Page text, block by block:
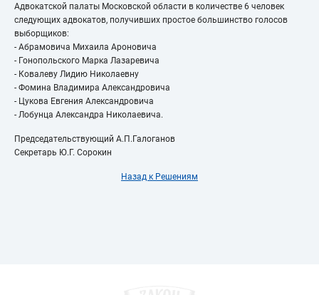
Адвокатской палаты Московской области в количестве 6 человек
следующих адвокатов, получивших простое большинство голосов
выборщиков:
- Абрамовича Михаила Ароновича
- Гонопольского Марка Лазаревича
- Ковалеву Лидию Николаевну
- Фомина Владимира Александровича
- Цукова Евгения Александровича
- Лобунца Александра Николаевича.
Председательствующий А.П.Галоганов
Секретарь Ю.Г. Сорокин
Назад к Решениям